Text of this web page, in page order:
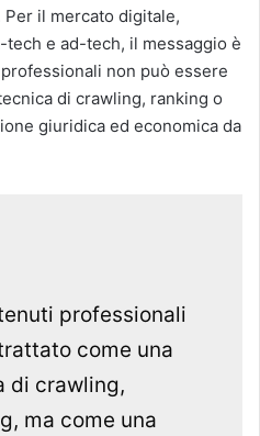
il mercato digitale,
e ad-tech, il messaggio è
non può essere
di crawling, ranking o
giuridica ed economica da
professionali
come una
di crawling,
ma come una